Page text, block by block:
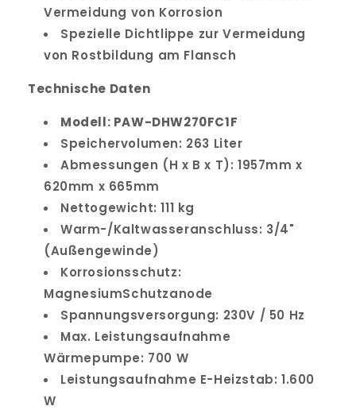
Vermeidung von Korrosion
Spezielle Dichtlippe zur Vermeidung
von Rostbildung am Flansch
Technische Daten
Modell: PAW-DHW270FC1F
Speichervolumen: 263 Liter
Abmessungen (H x B x T): 1957mm x
620mm x 665mm
Nettogewicht: 111 kg
Warm-/Kaltwasseranschluss: 3/4"
(Außengewinde)
Korrosionsschutz:
MagnesiumSchutzanode
Spannungsversorgung: 230V / 50 Hz
Max. Leistungsaufnahme
Wärmepumpe: 700 W
Leistungsaufnahme E-Heizstab: 1.600
W